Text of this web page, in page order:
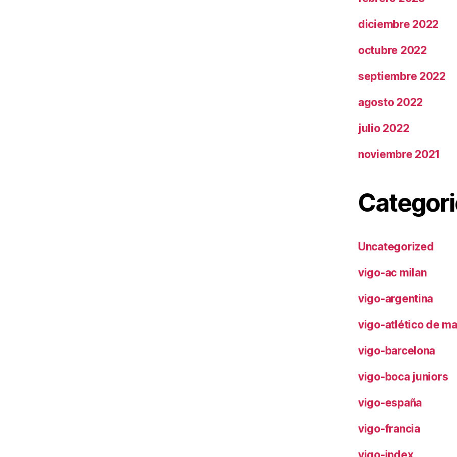
diciembre 2022
octubre 2022
septiembre 2022
agosto 2022
julio 2022
noviembre 2021
Uncategorized
vigo-ac milan
vigo-argentina
vigo-atlético de
vigo-barcelona
vigo-boca juniors
vigo-españa
vigo-francia